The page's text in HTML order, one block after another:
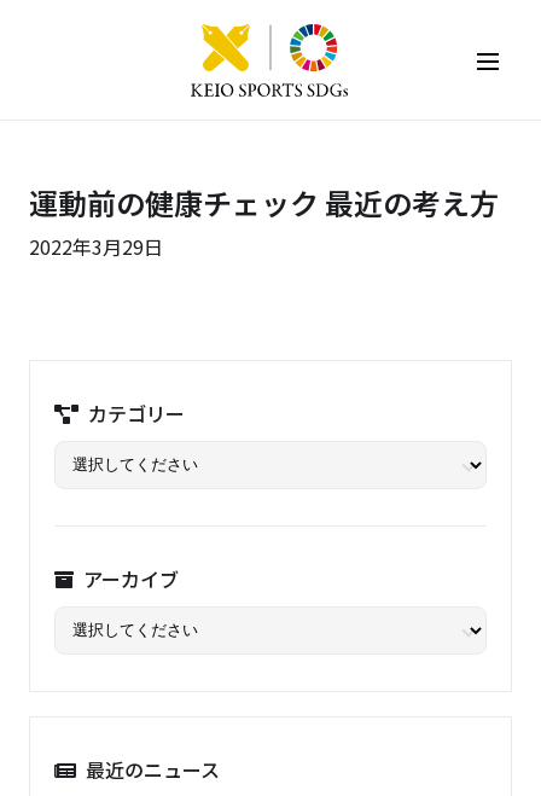
運動前の健康チェック 最近の考え方
2022年3月29日
カテゴリー
アーカイブ
最近のニュース